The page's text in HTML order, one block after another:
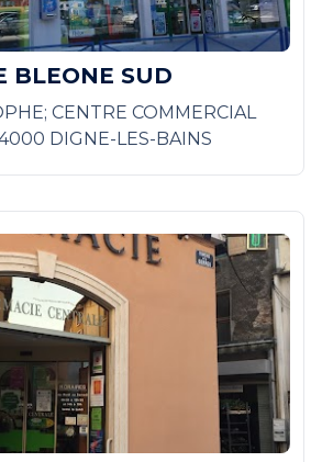
BLEONE SUD
CENTRE COMMERCIAL
DIGNE-LES-BAINS